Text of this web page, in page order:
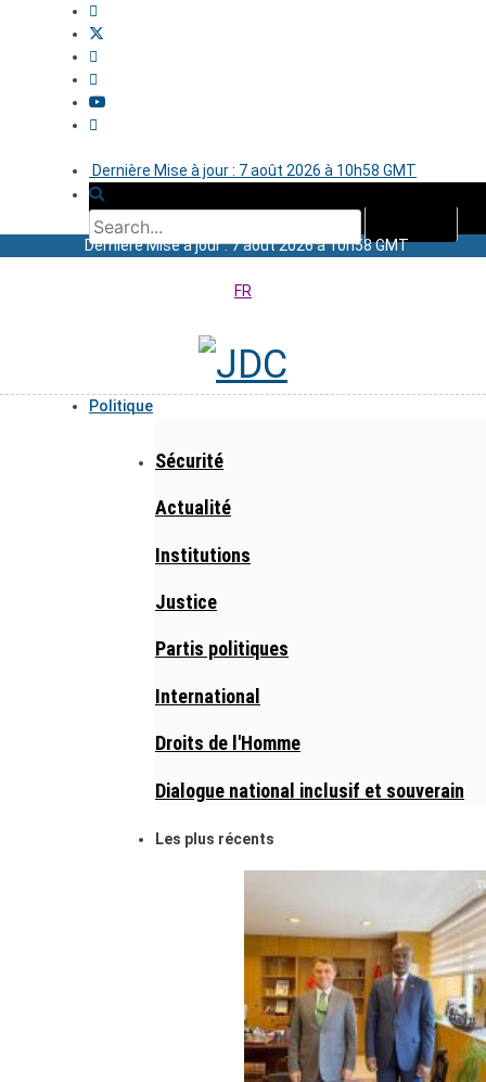
Dernière Mise à jour : 7 août 2026 à 10h58 GMT
Dernière Mise à jour : 7 août 2026 à 10h58 GMT
FR
Politique
Sécurité
Actualité
Institutions
Justice
Partis politiques
International
Droits de l'Homme
Dialogue national inclusif et souverain
Les plus récents